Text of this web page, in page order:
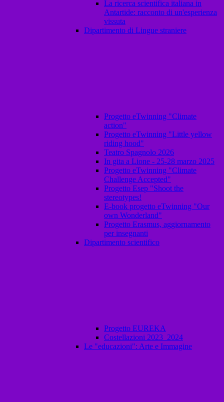
La ricerca scientifica italiana in
Antartide: racconto di un'esperienza
vissuta
Dipartimento di Lingue straniere
Progetto eTwinning "Climate
action"
Progetto eTwinning "Little yellow
riding hood"
Teatro Spagnolo 2026
In gita a Lione - 25-28 marzo 2025
Progetto eTwinning "Climate
Challenge Accepted"
Progetto Esep "Shoot the
stereotypes!
E-book progetto eTwinning "Our
own Wonderland"
Progetto Erasmus, aggiornamento
per insegnanti
Dipartimento scientifico
Progetto EUREKA
Costellazioni 2023_2024
Le "educazioni": Arte e Immagine